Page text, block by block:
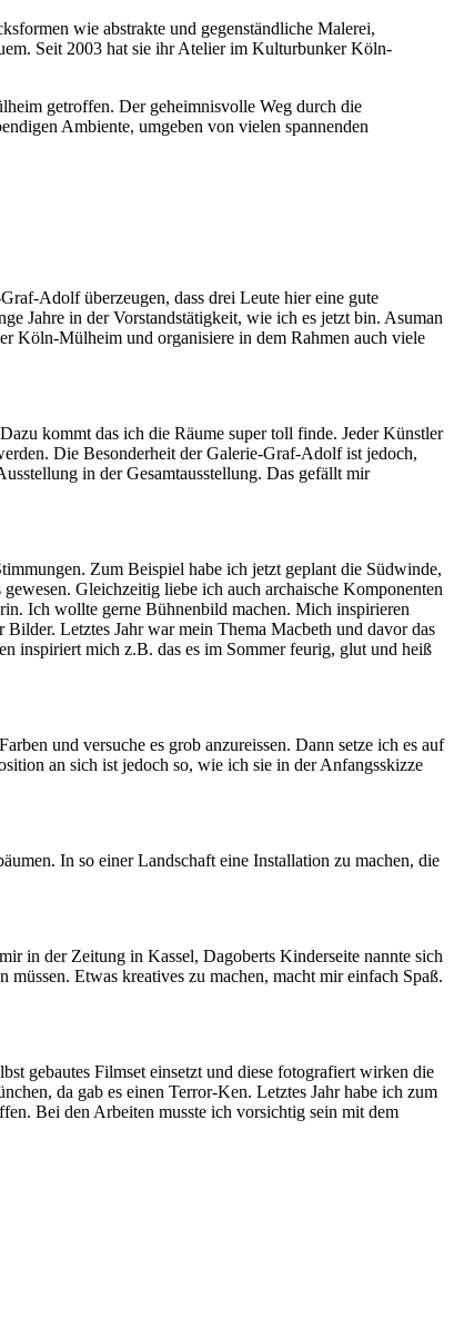
wie abstrakte und gegenständliche Malerei,
Seit 2003 hat sie ihr Atelier im Kulturbunker Köln-
getroffen. Der geheimnisvolle Weg durch die
Ambiente, umgeben von vielen spannenden
Adolf überzeugen, dass drei Leute hier eine gute
Jahre in der Vorstandstätigkeit, wie ich es jetzt bin. Asuman
Köln-Mülheim und organisiere in dem Rahmen auch viele
kommt das ich die Räume super toll finde. Jeder Künstler
Die Besonderheit der Galerie-Graf-Adolf ist jedoch,
in der Gesamtausstellung. Das gefällt mir
Zum Beispiel habe ich jetzt geplant die Südwinde,
Gleichzeitig liebe ich auch archaische Komponenten
Ich wollte gerne Bühnenbild machen. Mich inspirieren
Letztes Jahr war mein Thema Macbeth und davor das
inspiriert mich z.B. das es im Sommer feurig, glut und heiß
und versuche es grob anzureissen. Dann setze ich es auf
an sich ist jedoch so, wie ich sie in der Anfangsskizze
In so einer Landschaft eine Installation zu machen, die
in der Zeitung in Kassel, Dagoberts Kinderseite nannte sich
Etwas kreatives zu machen, macht mir einfach Spaß.
gebautes Filmset einsetzt und diese fotografiert wirken die
da gab es einen Terror-Ken. Letztes Jahr habe ich zum
Bei den Arbeiten musste ich vorsichtig sein mit dem